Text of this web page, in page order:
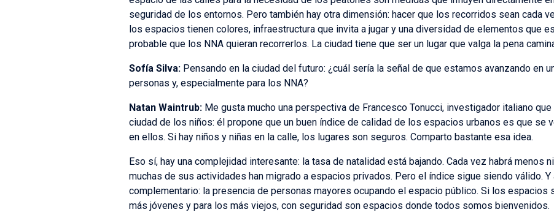
seguridad de los entornos. Pero también hay otra dimensión: hacer que los recorridos sean cada
los espacios tienen colores, infraestructura que invita a jugar y una diversidad de elementos que
probable que los NNA quieran recorrerlos. La ciudad tiene que ser un lugar que valga la pena
Sofía Silva:Pensando en la ciudad del futuro: ¿cuál sería la señal de que estamos avanzando en
personas y, especialmente para los NNA?
Natan Waintrub:Me gusta mucho una perspectiva de Francesco Tonucci, investigador italiano
ciudad de los niños: él propone que un buen índice de calidad de los espacios urbanos es que se
en ellos. Si hay niños y niñas en la calle, los lugares son seguros. Comparto bastante esa idea.
Eso sí, hay una complejidad interesante: la tasa de natalidad está bajando. Cada vez habrá menos
muchas de sus actividades han migrado a espacios privados. Pero el índice sigue siendo válido.
complementario: la presencia de personas mayores ocupando el espacio público. Si los espacios
más jóvenes y para los más viejos, con seguridad son espacios donde todos somos bienvenidos.